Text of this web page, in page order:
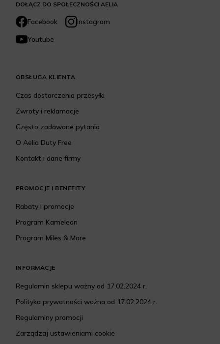
DOŁĄCZ DO SPOŁECZNOŚCI AELIA
Facebook
Instagram
Youtube
OBSŁUGA KLIENTA
Czas dostarczenia przesyłki
Zwroty i reklamacje
Często zadawane pytania
O Aelia Duty Free
Kontakt i dane firmy
PROMOCJE I BENEFITY
Rabaty i promocje
Program Kameleon
Program Miles & More
INFORMACJE
Regulamin sklepu ważny od 17.02.2024 r.
Polityka prywatności ważna od 17.02.2024 r.
Regulaminy promocji
Zarządzaj ustawieniami cookie